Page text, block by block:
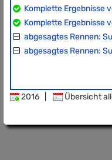
Komplette Ergebnisse
Komplette Ergebnisse
abgesagtes Rennen:
abgesagtes Rennen:
2016 Übersicht